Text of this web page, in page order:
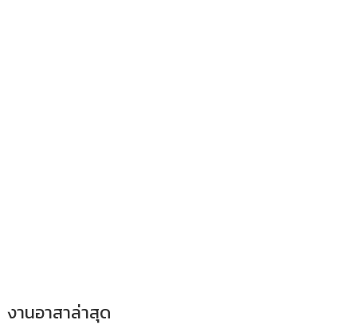
งานอาสาล่าสุด